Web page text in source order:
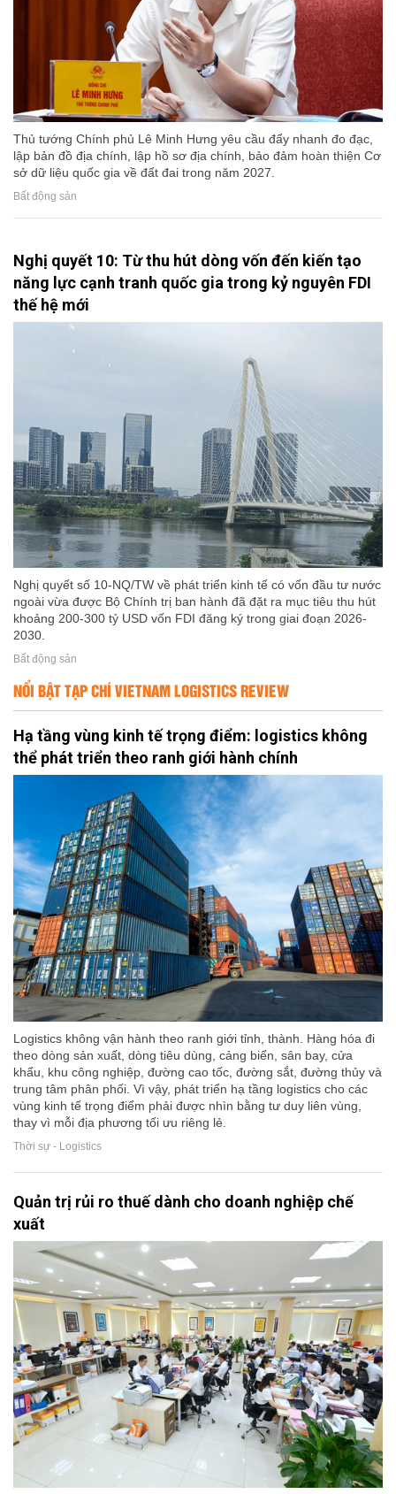
Thủ tướng Chính phủ Lê Minh Hưng yêu cầu đẩy nhanh đo đạc,
lập bản đồ địa chính, lập hồ sơ địa chính, bảo đảm hoàn thiện Cơ
sở dữ liệu quốc gia về đất đai trong năm 2027.
Bất động sản
Nghị quyết 10: Từ thu hút dòng vốn đến kiến tạo
năng lực cạnh tranh quốc gia trong kỷ nguyên FDI
thế hệ mới
Nghị quyết số 10-NQ/TW về phát triển kinh tế có vốn đầu tư nước
ngoài vừa được Bộ Chính trị ban hành đã đặt ra mục tiêu thu hút
khoảng 200-300 tỷ USD vốn FDI đăng ký trong giai đoạn 2026-
2030.
Bất động sản
NỔI BẬT TẠP CHÍ VIETNAM LOGISTICS REVIEW
Hạ tầng vùng kinh tế trọng điểm: logistics không
thể phát triển theo ranh giới hành chính
Logistics không vận hành theo ranh giới tỉnh, thành. Hàng hóa đi
theo dòng sản xuất, dòng tiêu dùng, cảng biển, sân bay, cửa
khẩu, khu công nghiệp, đường cao tốc, đường sắt, đường thủy và
trung tâm phân phối. Vì vậy, phát triển hạ tầng logistics cho các
vùng kinh tế trọng điểm phải được nhìn bằng tư duy liên vùng,
thay vì mỗi địa phương tối ưu riêng lẻ.
Thời sự - Logistics
Quản trị rủi ro thuế dành cho doanh nghiệp chế
xuất